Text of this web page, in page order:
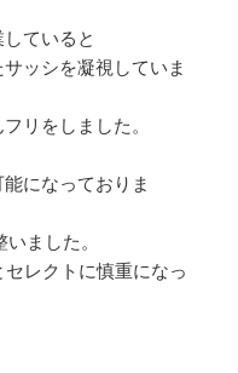
ていると
ッシを凝視していま
リをしました。
になっておりま
ました。
レクトに慎重になっ